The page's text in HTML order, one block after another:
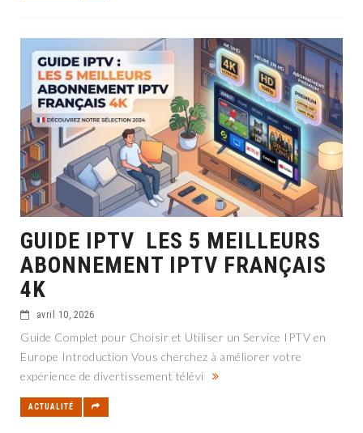
GUIDE IPTV LES 5 MEILLEURS
ABONNEMENT IPTV FRANÇAIS
4K
avril 10, 2026
Guide Complet pour Choisir et Utiliser un Service IPTV en
Europe Introduction Vous cherchez à améliorer votre
expérience de divertissement télévi
ACTUALITÉ